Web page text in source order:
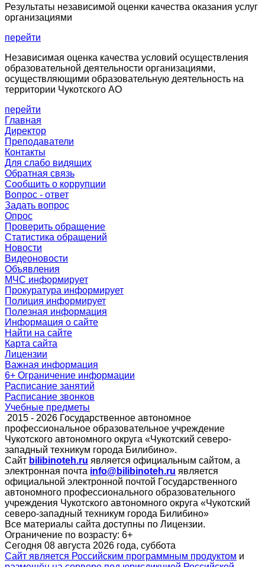
Результаты независимой оценки качества оказания услуг
организациями
перейти
Независимая оценка качества условий осуществления
образовательной деятельности организациями,
осуществляющими образовательную деятельность на
территории Чукотского АО
перейти
Главная
Директор
Преподаватели
Контакты
Для слабо видящих
Обратная связь
Сообщить о коррупции
Вопрос - ответ
Задать вопрос
Опрос
Проверить обращение
Статистика обращений
Новости
Видеоновости
Объявления
МЧС информирует
Прокуратура информирует
Полиция информирует
Полезная информация
Информация о сайте
Найти на сайте
Карта сайта
Лицензии
Важная информация
6+ Ограничение информации
Расписание занятий
Расписание звонков
Учебные предметы
2015 - 2026 Государственное автономное
профессиональное образовательное учреждение
Чукотского автономного округа «Чукотский северо-
западный техникум города Билибино».
Сайт bilibinoteh.ru является официальным сайтом, а
электронная почта info@bilibinoteh.ru является
официальной электронной почтой Государственного
автономного профессионального образовательного
учреждения Чукотского автономного округа «Чукотский
северо-западный техникум города Билибино»
Все материалы сайта доступны по Лицензии.
Ограничение по возрасту: 6+
Сегодня 08 августа 2026 года, суббота
Сайт является Российским программным продуктом и